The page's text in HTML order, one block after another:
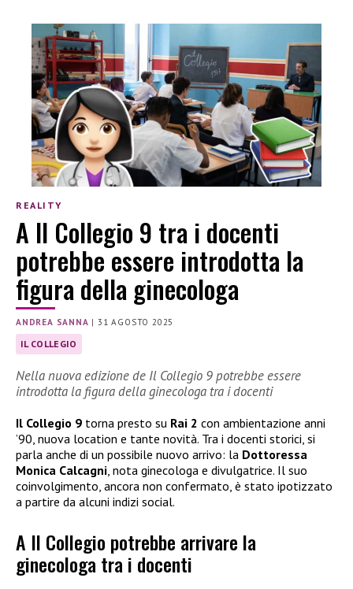
REALITY
A Il Collegio 9 tra i docenti
potrebbe essere introdotta la
figura della ginecologa
ANDREA SANNA |31 AGOSTO 2025
IL COLLEGIO
Nella nuova edizione de Il Collegio 9 potrebbe essere
introdotta la figura della ginecologa tra i docenti
Il Collegio 9 torna presto su Rai 2 con ambientazione anni
’90, nuova location e tante novità. Tra i docenti storici, si
parla anche di un possibile nuovo arrivo: la Dottoressa
Monica Calcagni, nota ginecologa e divulgatrice. Il suo
coinvolgimento, ancora non confermato, è stato ipotizzato
a partire da alcuni indizi social.
A Il Collegio potrebbe arrivare la
ginecologa tra i docenti